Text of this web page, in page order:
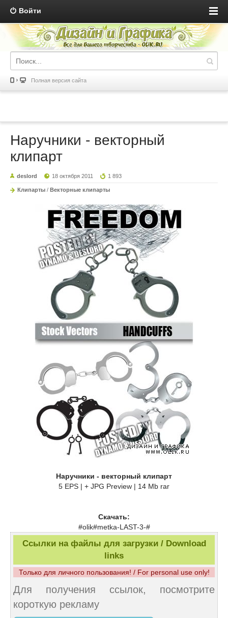
Войти
Полная версия сайта
Наручники - векторный
клипарт
deslord 18 октября 2011 1 893
Клипарты / Векторные клипарты
Наручники - векторный клипарт
5 EPS | + JPG Preview | 14 Mb rar
Скачать:
#olik#metka-LAST-3-#
Ссылки на файлы для загрузки / Download
links
Только для личного пользования! / For personal use only!
Для получения ссылок, посмотрите
короткую рекламу